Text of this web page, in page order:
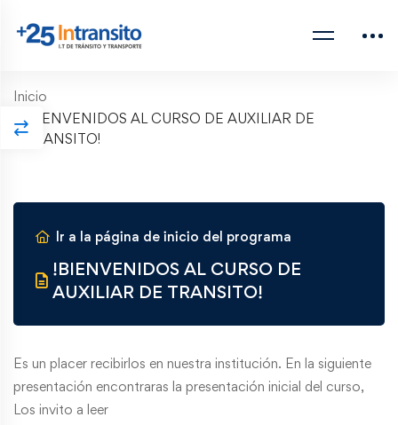
Inicio
!BIENVENIDOS AL CURSO DE AUXILIAR DE
TRANSITO!
Ir a la página de inicio del programa
!BIENVENIDOS AL CURSO DE
AUXILIAR DE TRANSITO!
Es un placer recibirlos en nuestra institución. En la siguiente
presentación encontraras la presentación inicial del curso,
Los invito a leer